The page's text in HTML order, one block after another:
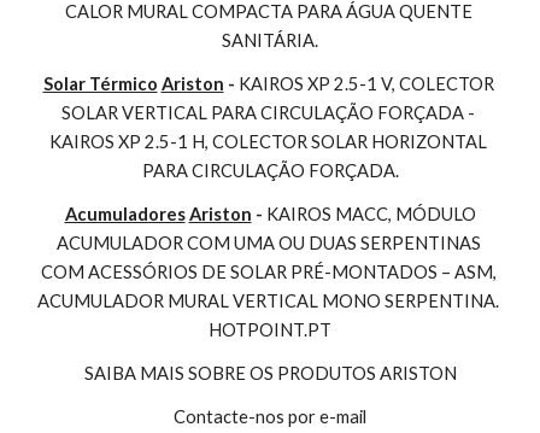
CALOR MURAL COMPACTA PARA ÁGUA QUENTE
SANITÁRIA.
Solar Térmico Ariston - KAIROS XP 2.5-1 V, COLECTOR
SOLAR VERTICAL PARA CIRCULAÇÃO FORÇADA -
KAIROS XP 2.5-1 H, COLECTOR SOLAR HORIZONTAL
PARA CIRCULAÇÃO FORÇADA.
Acumuladores Ariston - KAIROS MACC, MÓDULO
ACUMULADOR COM UMA OU DUAS SERPENTINAS
COM ACESSÓRIOS DE SOLAR PRÉ-MONTADOS – ASM,
ACUMULADOR MURAL VERTICAL MONO SERPENTINA.
HOTPOINT.PT
SAIBA MAIS SOBRE OS PRODUTOS ARISTON
Contacte-nos por e-mail